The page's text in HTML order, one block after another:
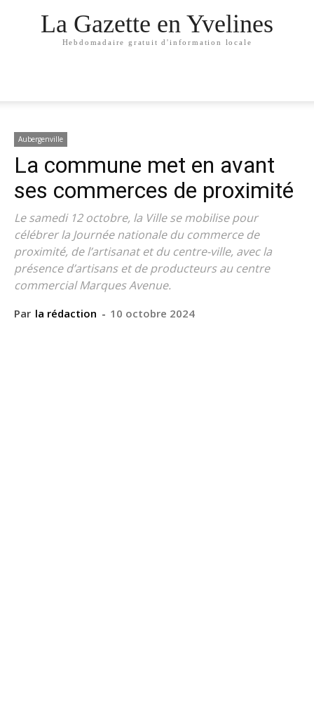
La Gazette en Yvelines
Hebdomadaire gratuit d'information locale
Aubergenville
La commune met en avant
ses commerces de proximité
Le samedi 12 octobre, la Ville se mobilise pour
célébrer la Journée nationale du commerce de
proximité, de l’artisanat et du centre-ville, avec la
présence d’artisans et de producteurs au centre
commercial Marques Avenue.
Par la rédaction - 10 octobre 2024